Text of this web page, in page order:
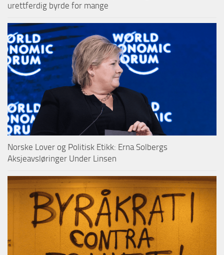
urettferdig byrde for mange
Norske Lover og Politisk Etikk: Erna Solbergs
Aksjeavsløringer Under Linsen